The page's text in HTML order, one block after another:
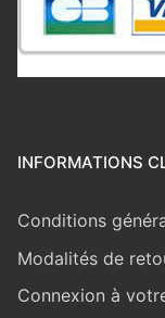
INFORMATIONS
Conditions
Modalités de
Connexion à